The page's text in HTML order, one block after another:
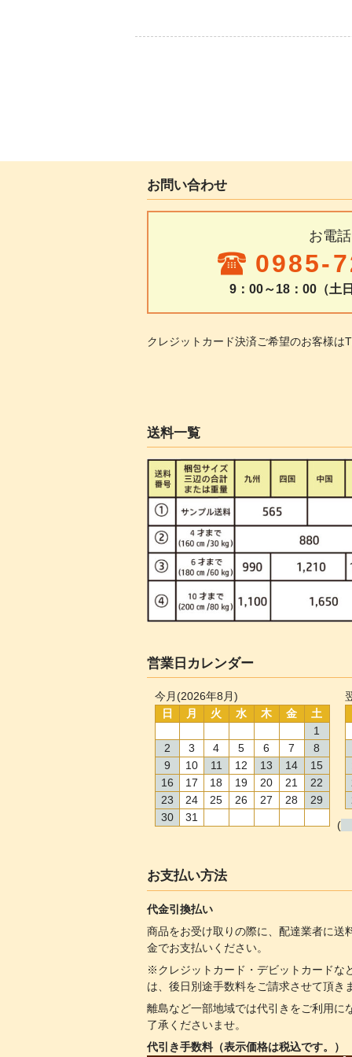
お問い合わせ
お電話
0985-
9：00～18：00（土
クレジットカード決済ご希望のお客様は
送料一覧
営業日カレンダー
今月(2026年8月)
日
月 火 水 木 金
土
1
2
3 4 5 6 7
8
9
10 11 12 13 14
15
16
17 18 19 20 21
22
23
24 25 26 27 28
29
30
31
(
お支払い方法
代金引換払い
商品をお受け取りの際に、配達業者に送
金でお支払いください。
※クレジットカード・デビットカードな
は、後日別途手数料をご請求させて頂き
離島など一部地域では代引きをご利用に
了承くださいませ。
代引き手数料（表示価格は税込です。）